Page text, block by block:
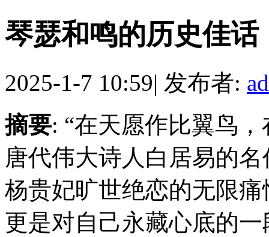
琴瑟和鸣的历史佳话
2025-1-7 10:59| 发布者:
摘要: “在天愿作比翼鸟
唐代伟大诗人白居易的
杨贵妃旷世绝恋的无限
更是对自己永藏心底的